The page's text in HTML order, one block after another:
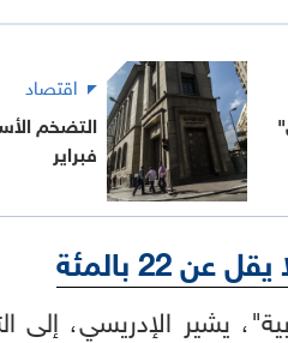
اقتصاد
فبراير
بالمئة
يشير الإدريسي، إلى